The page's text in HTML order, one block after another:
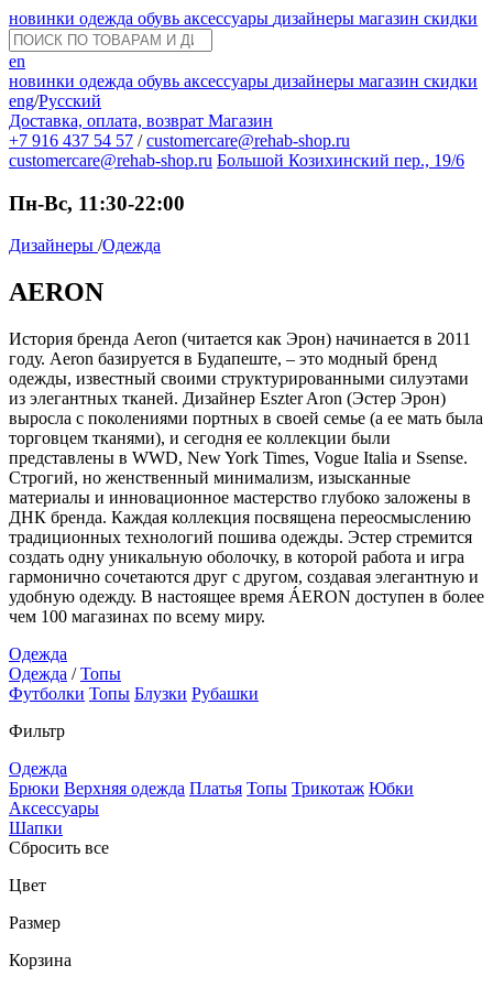
новинки одежда обувь аксессуары дизайнеры магазин скидки
en
новинки одежда обувь аксессуары дизайнеры магазин скидки
eng/Русский
Доставка, оплата, возврат Магазин
+7 916 437 54 57 / customercare@rehab-shop.ru
customercare@rehab-shop.ru Большой Козихинский пер., 19/6
Пн-Вс, 11:30-22:00
Дизайнеры /Одежда
AERON
История бренда Aeron (читается как Эрон) начинается в 2011
году. Aeron базируется в Будапеште, – это модный бренд
одежды, известный своими структурированными силуэтами
из элегантных тканей. Дизайнер Eszter Aron (Эстер Эрон)
выросла с поколениями портных в своей семье (а ее мать была
торговцем тканями), и сегодня ее коллекции были
представлены в WWD, New York Times, Vogue Italia и Ssense.
Строгий, но женственный минимализм, изысканные
материалы и инновационное мастерство глубоко заложены в
ДНК бренда. Каждая коллекция посвящена переосмыслению
традиционных технологий пошива одежды. Эстер стремится
создать одну уникальную оболочку, в которой работа и игра
гармонично сочетаются друг с другом, создавая элегантную и
удобную одежду. В настоящее время ÁERON доступен в более
чем 100 магазинах по всему миру.
Одежда
Одежда / Топы
Футболки Топы Блузки Рубашки
Фильтр
Одежда
Брюки Верхняя одежда Платья Топы Трикотаж Юбки
Аксессуары
Шапки
Сбросить все
Цвет
Размер
Корзина